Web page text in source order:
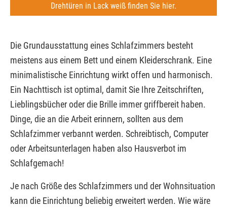
Drehtüren in Lack weiß finden Sie hier.
Die Grundausstattung eines Schlafzimmers besteht
meistens aus einem Bett und einem Kleiderschrank. Eine
minimalistische Einrichtung wirkt offen und harmonisch.
Ein Nachttisch ist optimal, damit Sie Ihre Zeitschriften,
Lieblingsbücher oder die Brille immer griffbereit haben.
Dinge, die an die Arbeit erinnern, sollten aus dem
Schlafzimmer verbannt werden. Schreibtisch, Computer
oder Arbeitsunterlagen haben also Hausverbot im
Schlafgemach!
Je nach Größe des Schlafzimmers und der Wohnsituation
kann die Einrichtung beliebig erweitert werden. Wie wäre